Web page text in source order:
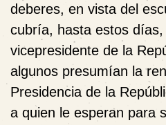
deberes, en vista del
cubría, hasta estos
vicepresidente de la
algunos presumían la
Presidencia de la
a quien le esperan para